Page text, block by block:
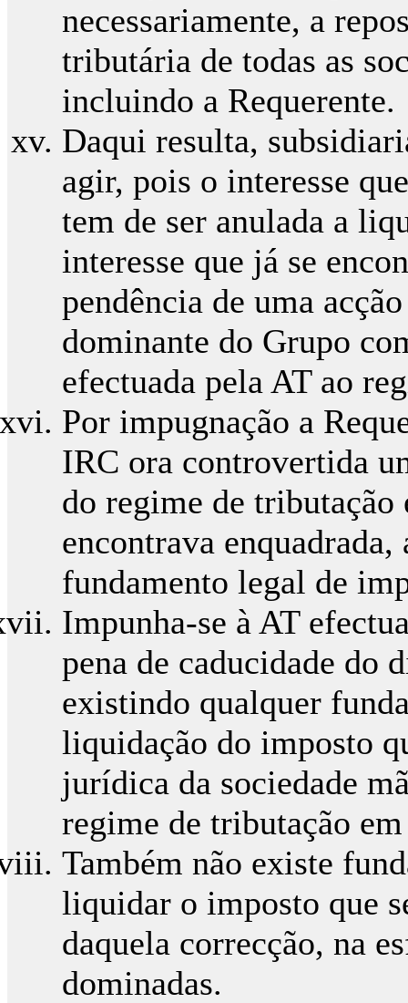
necessariamente, a
tributária de todas as
incluindo a Requerente.
Daqui resulta,
agir, pois o interesse
tem de ser anulada a
interesse que já se
pendência de uma
dominante do Grupo
efectuada pela AT ao
Por impugnação a
IRC ora controvertida
do regime de tributação
encontrava
fundamento legal de
Impunha-se à AT
pena de caducidade do
existindo qualquer
liquidação do imposto
jurídica da sociedade
regime de tributação
Também não existe
liquidar o imposto que
daquela correcção, na
dominadas.